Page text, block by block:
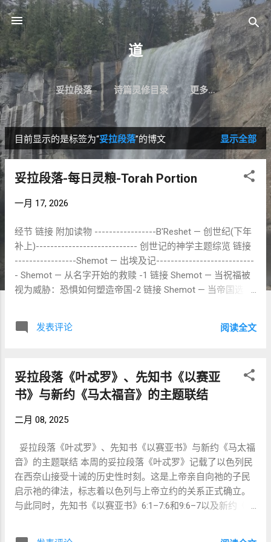
跳至主要内容
道
妥拉段落 诗篇灵修目录 更多…
博
文
目前显示的是标签为“妥拉段落”的博文 显示全部
妥拉段落-每日灵粮-Torah Portion
一月 17, 2026
经节 链接 附加读物 -----------------B'Reshet — 创世纪(下年
补上)---------------------------- 创世记的神学主题综览 链接
-----------------Shemot — 出埃及记---------------------------
- Shemot — 从名字开始的救赎 -1 链接 Shemot — 当祝福被
视为威胁：恐惧如何塑造帝国-2 链接 Shemot — 当帝国选择
仍在学习倾听的百姓 -5 链接 Shemot - 可听见的启示，与被
接 Va’era（וָאֵרָא）耶和华出现了-1 链接 Va’era（וָאֵרָא）耶和
华出现了-2 链接 Va’era（וָאֵרָא）耶和华出现了-3 链接
出现了-5 链接 Va’era（וָאֵרָא）耶和华出现了-6 链接
进。。。-1 链接 Bo（בֹּא）-你要进。。。-2 链接 Bo（בֹּא）-
你要进。。。-3 链接 Bo（בֹּא）-你要进。。。-4 链接 ...
发表评论 阅读全文
妥拉段落《叶忒罗》、先知书《以赛亚
书》与新约《马太福音》的主题联结
二月 08, 2025
妥拉段落《叶忒罗》、先知书《以赛亚书》与新约《马太福
音》的主题联结 本周的妥拉段落《叶忒罗》记载了以色列民
在西奈山接受十诫的历史性时刻。这是上帝亲自向祂的子民
启示祂的律法，标志着以色列与上帝立约的关系正式确立。
与此同时，先知书《以赛亚书》6:1–7:6和9:6–7以及新约《马
讨了人类对上帝律法的回应与责任。 1. 神圣启示与人类回应